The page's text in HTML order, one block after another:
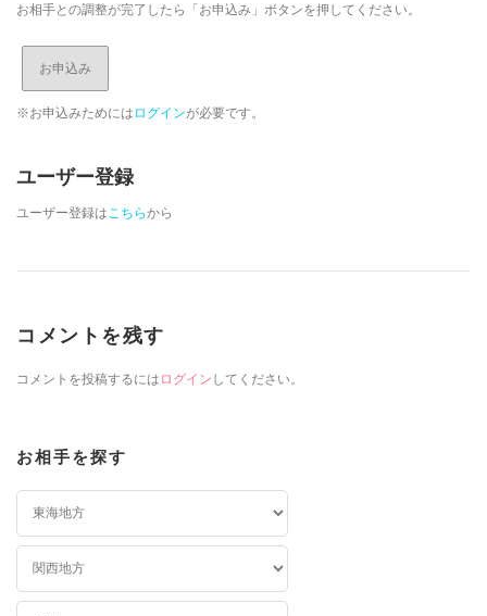
お相手との調整が完了したら「お申込み」ボタンを押してください。
※お申込みためには ログインが必要です。
ユーザー登録
ユーザー登録はこちらから
コメントを残す
コメントを投稿するには ログイン してください。
お相手を探す